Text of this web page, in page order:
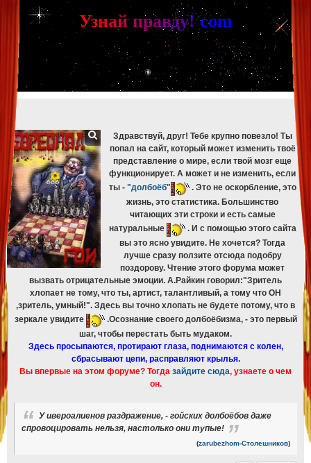
[phpBB Debug] PHP Warning : in file [ROOT]/phpbb/db/driver/mysqli.php
mysqli_fetch_assoc(): Couldn't fetch mysqli_result
[phpBB Debug] PHP Warning: in file[ROOT]/phpbb/db/driver/mysqli.php 329
mysqli_free_result(): Couldn't fetch mysqli_result
[phpBB Debug] PHP Warning
[ROOT]/phpbb/db/driver/mysqli.php on line 265
mysqli_fetch_assoc(): Couldn't fetch mysqli_result
[phpBB Debug] PHP Warning
: in file [ROOT]/phpbb/db/driver/mysqli.php on line329
mysqli_free_result(): Couldn't fetch mysqli_result
[phpBB Debug] PHP Warning: in file [ROOT]/phpbb/db/driver/mysqli.php on line 265
mysqli_fetch_assoc(): Couldn't fetch mysqli_result
[phpBB Debug] PHP Warning
[ROOT]/phpbb/db/driver/mysqli.php on line329:
mysqli_free_result(): Couldn't fetch mysqli_result
Узнай правду! com
Здравствуй, друг! Тебе крупно повезло! Ты
попал на сайт, который может изменить твоё
представление о мире, если твой мозг еще
функционирует. А может и не изменить, если
ты - "долбоёб"
. Это не оскорбление, это
жизнь, это статистика. Большинство
читающих эти строки и есть самые
натуральные
. И с помощью этого сайта
вы это ясно увидите. Не хочется? Тогда
лучше сразу ползите отсюда подобру
поздорову. Чтение этого форума может
вызвать отрицательные эмоции. А.Райкин говорил:"Зритель
хлопает не тому, что ты, артист, талантливый, а тому что ОН
,зритель, умный!". Здесь вы точно хлопать не будете потому, что в
зеркале увидите
.Осознание своего долбоёбизма, - это первый
шаг, чтобы перестать быть мудаком.
Здесь просыпаются, протирают глаза, поднимаются с колен,
сбрасывают цепи, расправляют крылья.
Вы впервые на этом форуме? Тогда зайдите сюда, узнаете о чем
он.
У ивероалиенов раздражение, - гойских долбоёбов даже
спровоцировать нельзя, настолько они тупые!
(zarubezhom-Столешников)